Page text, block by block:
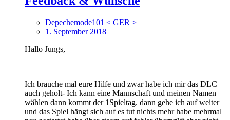
Depechemode101 < GER >
1. September 2018
Hallo Jungs,
Ich brauche mal eure Hilfe und zwar habe ich mir das DLC
auch geholt- Ich kann eine Mannschaft und meinen Namen
wählen dann kommt der 1Spieltag. dann gehe ich auf weiter
und das Spiel hängt sich auf es tut nichts mehr habe mehrmal